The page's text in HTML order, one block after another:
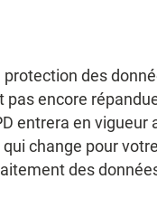
des
pas encore
entrera en
change pour
des